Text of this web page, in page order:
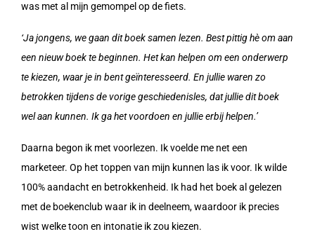
was met al mijn gemompel op de fiets.
‘Ja jongens, we gaan dit boek samen lezen. Best pittig hè om aan
een nieuw boek te beginnen. Het kan helpen om een onderwerp
te kiezen, waar je in bent geïnteresseerd. En jullie waren zo
betrokken tijdens de vorige geschiedenisles, dat jullie dit boek
wel aan kunnen. Ik ga het voordoen en jullie erbij helpen.’
Daarna begon ik met voorlezen. Ik voelde me net een
marketeer. Op het toppen van mijn kunnen las ik voor. Ik wilde
100% aandacht en betrokkenheid. Ik had het boek al gelezen
met de boekenclub waar ik in deelneem, waardoor ik precies
wist welke toon en intonatie ik zou kiezen.